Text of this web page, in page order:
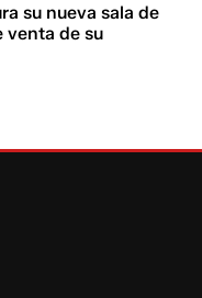
su nueva sala de
venta de su